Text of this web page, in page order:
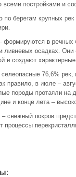
постройками и
берегам крупных
в речных
ливневых осадках.
и создают
76,6%
правило, в июле –
породы протаяли
и конце лета –
покров
процессы